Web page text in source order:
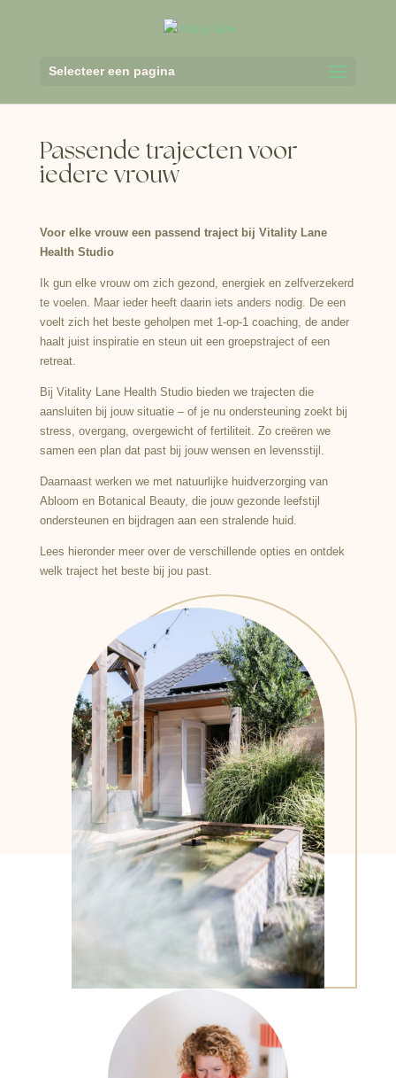
Selecteer een pagina
Passende trajecten voor
iedere vrouw
Voor elke vrouw een passend traject bij Vitality Lane
Health Studio
Ik gun elke vrouw om zich gezond, energiek en zelfverzekerd
te voelen. Maar ieder heeft daarin iets anders nodig. De een
voelt zich het beste geholpen met 1-op-1 coaching, de ander
haalt juist inspiratie en steun uit een groepstraject of een
retreat.
Bij Vitality Lane Health Studio bieden we trajecten die
aansluiten bij jouw situatie – of je nu ondersteuning zoekt bij
stress, overgang, overgewicht of fertiliteit. Zo creëren we
samen een plan dat past bij jouw wensen en levensstijl.
Daarnaast werken we met natuurlijke huidverzorging van
Abloom en Botanical Beauty, die jouw gezonde leefstijl
ondersteunen en bijdragen aan een stralende huid.
Lees hieronder meer over de verschillende opties en ontdek
welk traject het beste bij jou past.